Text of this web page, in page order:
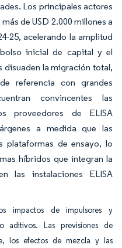
Los principales actores
de USD 2.000 millones a
25, acelerando la amplitud
inicial de capital y el
la migración total,
referencia con grandes
convincentes las
proveedores de ELISA
a medida que las
plataformas de ensayo, lo
híbridos que integran la
las instalaciones ELISA
impactos de impulsores y
aditivos. Las previsiones de
los efectos de mezcla y las